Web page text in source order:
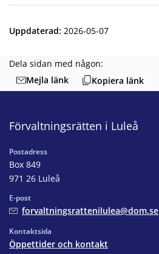
Uppdaterad: 2026-05-07
Dela sidan med någon:
Mejla länk
Kopiera länk
Förvaltningsrätten i Luleå
Postadress
Box 849
971 26 Luleå
E-post
forvaltningsrattenilulea@dom.se
Kontaktsida
Öppettider och kontakt